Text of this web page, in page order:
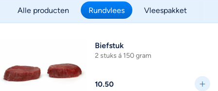
Alle producten Rundvlees Vleespakket
Biefstuk
2 stuks á 150 gram
10.50